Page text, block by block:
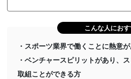
こんな人にお
・スポーツ業界で働くことに熱意
・ベンチャースピリットがあり、
取組ことができる方